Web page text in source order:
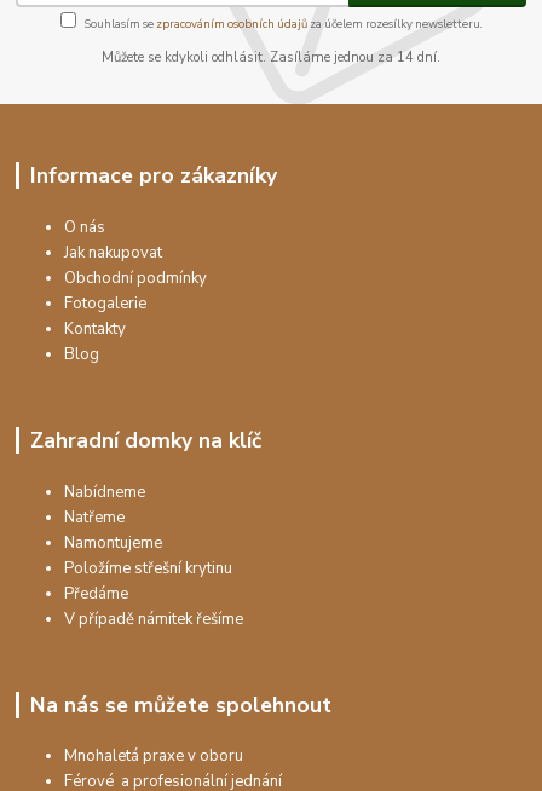
Souhlasím se zpracováním osobních údajůza účelem rozesílky newsletteru.
Můžete se kdykoli odhlásit. Zasíláme jednou za 14 dní.
Informace pro zákazníky
O nás
Jak nakupovat
Obchodní podmínky
Fotogalerie
Kontakty
Blog
Zahradní domky na klíč
Nabídneme
Natřeme
Namontujeme
Položíme střešní krytinu
Předáme
V případě námitek řešíme
Na nás se můžete spolehnout
Mnohaletá praxe v oboru
Férové a profesionální jednání